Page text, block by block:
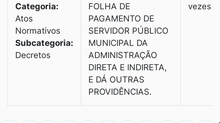
Categoria:
Atos
Normativos
Subcategoria:
Decretos
FOLHA DE
PAGAMENTO DE
SERVIDOR PÚBLICO
MUNICIPAL DA
ADMINISTRAÇÃO
DIRETA E INDIRETA,
E DÁ OUTRAS
PROVIDÊNCIAS.
vezes